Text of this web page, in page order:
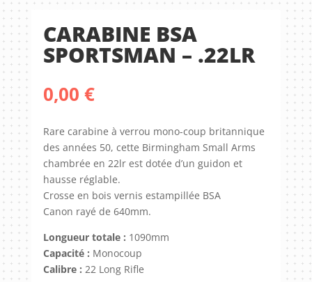
CARABINE BSA
SPORTSMAN – .22LR
0,00 €
Rare carabine à verrou mono-coup britannique
des années 50, cette Birmingham Small Arms
chambrée en 22lr est dotée d’un guidon et
hausse réglable.
Crosse en bois vernis estampillée BSA
Canon rayé de 640mm.
Longueur totale : 1090mm
Capacité : Monocoup
Calibre : 22 Long Rifle